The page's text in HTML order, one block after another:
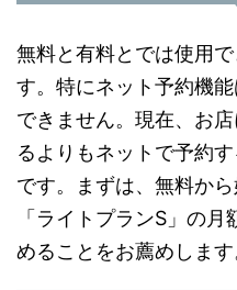
無料と有料とでは使用
す。特にネット予約機
できません。現在、お
るよりもネットで予約
です。まずは、無料か
「ライトプランS」の
めることをお薦めします